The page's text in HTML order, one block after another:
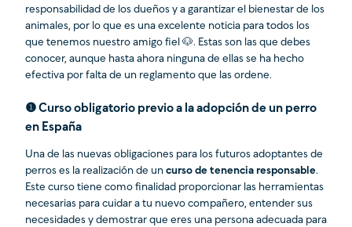
responsabilidad de los dueños y a garantizar el bienestar de los
animales, por lo que es una excelente noticia para todos los
que tenemos nuestro amigo fiel 🐶. Estas son las que debes
conocer, aunque hasta ahora ninguna de ellas se ha hecho
efectiva por falta de un reglamento que las ordene.
❶ Curso obligatorio previo a la adopción de un perro
en España
Una de las nuevas obligaciones para los futuros adoptantes de
perros es la realización de un curso de tenencia responsable.
Este curso tiene como finalidad proporcionar las herramientas
necesarias para cuidar a tu nuevo compañero, entender sus
necesidades y demostrar que eres una persona adecuada para